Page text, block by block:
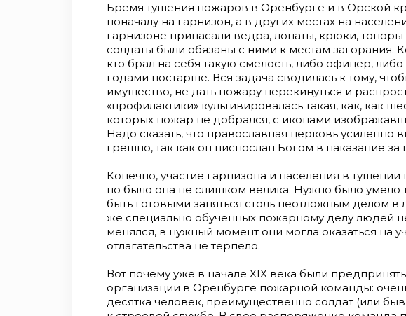
Бремя тушения пожаров в Оренбурге и в Орской
поначалу на гарнизон, а в других местах на
гарнизоне припасали ведра, лопаты, крюки,
солдаты были обязаны с ними к местам загорания.
кто брал на себя такую смелость, либо офицер,
годами постарше. Вся задача сводилась к тому,
имущество, не дать пожару перекинуться и
«профилактики» культивировалась такая, как, как
которых пожар не добрался, с иконами
Надо сказать, что православная церковь усиленно
грешно, так как он ниспослан Богом в наказание за
Конечно, участие гарнизона и населения в
но было она не слишком велика. Нужно было умело
быть готовыми заняться столь неотложным делом в
же специально обученных пожарному делу людей
менялся, в нужный момент они могла оказаться на
отлагательства не терпело.
Вот почему уже в начале XIX века были
организации в Оренбурге пожарной команды:
десятка человек, преимущественно солдат (или